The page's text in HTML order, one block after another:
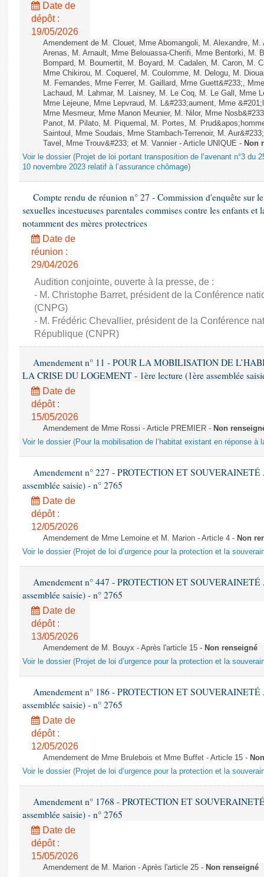
Date de
dépôt :
19/05/2026
Amendement de M. Clouet, Mme Abomangoli, M. Alexandre,
Arenas, M. Arnault, Mme Belouassa-Cherifi, Mme Bentorki, M.
Bompard, M. Boumertit, M. Boyard, M. Cadalen, M. Caron, M.
Mme Chikirou, M. Coquerel, M. Coulomme, M. Delogu, M.
M. Fernandes, Mme Ferrer, M. Gaillard, Mme Guett&#233;,
Lachaud, M. Lahmar, M. Laisney, M. Le Coq, M. Le Gall, Mme
Mme Lejeune, Mme Lepvraud, M. L&#233;aument, Mme
Mme Mesmeur, Mme Manon Meunier, M. Nilor, Mme
Panot, M. Pilato, M. Piquemal, M. Portes, M.
Saintoul, Mme Soudais, Mme Stambach-Terrenoir, M.
Tavel, Mme Trouv&#233; et M. Vannier - Article UNIQUE - Non
Voir le dossier (Projet de loi portant transposition de l’avenant n°3 du
10 novembre 2023 relatif à l’assurance chômage)
Compte rendu de réunion n° 27 - Commission d'enquête sur
sexuelles incestueuses parentales commises contre les enfants et
notamment des mères protectrices
Date de
réunion :
29/04/2026
Audition conjointe, ouverte à la presse, de :
- M. Christophe Barret, président de la Conférence
(CNPG)
- M. Frédéric Chevallier, président de la Conférence
République (CNPR)
Amendement n° 11 - POUR LA MOBILISATION DE
LA CRISE DU LOGEMENT - 1ère lecture (1ère assemblée
Date de
dépôt :
15/05/2026
Amendement de Mme Rossi - Article PREMIER - Non
Voir le dossier (Pour la mobilisation de l’habitat existant en réponse à
Amendement n° 227 - PROTECTION ET SOUVERAINETÉ
assemblée saisie) - n° 2765
Date de
dépôt :
12/05/2026
Amendement de Mme Lemoine et M. Marion - Article 4 - Non
Voir le dossier (Projet de loi d’urgence pour la protection et la
Amendement n° 447 - PROTECTION ET SOUVERAINETÉ
assemblée saisie) - n° 2765
Date de
dépôt :
13/05/2026
Amendement de M. Bouyx - Après l'article 15 - Non renseigné
Voir le dossier (Projet de loi d’urgence pour la protection et la
Amendement n° 186 - PROTECTION ET SOUVERAINETÉ
assemblée saisie) - n° 2765
Date de
dépôt :
12/05/2026
Amendement de Mme Brulebois et Mme Buffet - Article 15 -
Voir le dossier (Projet de loi d’urgence pour la protection et la
Amendement n° 1768 - PROTECTION ET
assemblée saisie) - n° 2765
Date de
dépôt :
15/05/2026
Amendement de M. Marion - Après l'article 25 - Non renseigné